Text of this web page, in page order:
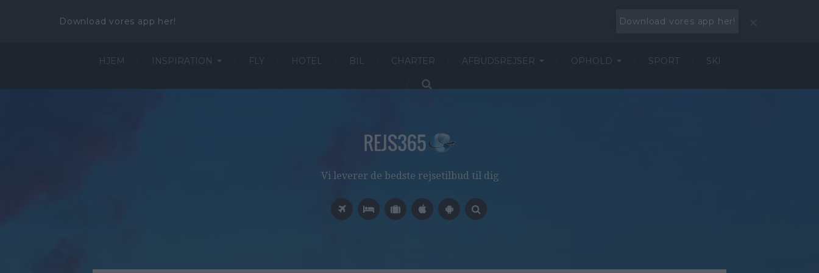
Download vores app her! Download vores app her!
HJEM INSPIRATION FLY HOTEL BIL CHARTER AFBUDSREJSER OPHOLD SPORT SKI
Vi leverer de bedste rejsetilbud til dig